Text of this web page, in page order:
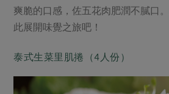
優惠專區
高麗菜海鮮煎餅
地區活動
社務會議
活動報下載
爽脆的口感，佐五花肉肥潤不膩口
此展開味覺之旅吧！
泰式生菜里肌捲（4人份）